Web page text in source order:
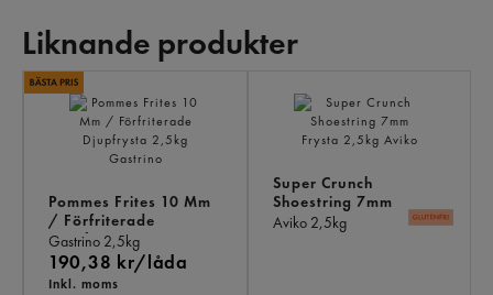
Liknande produkter
Pommes Frites 10 Mm
/ Förfriterade
Djupfrysta
Gastrino 2,5kg
190,38 kr/låda
Inkl. moms
Super Crunch
Shoestring 7mm
Frysta
Aviko 2,5kg